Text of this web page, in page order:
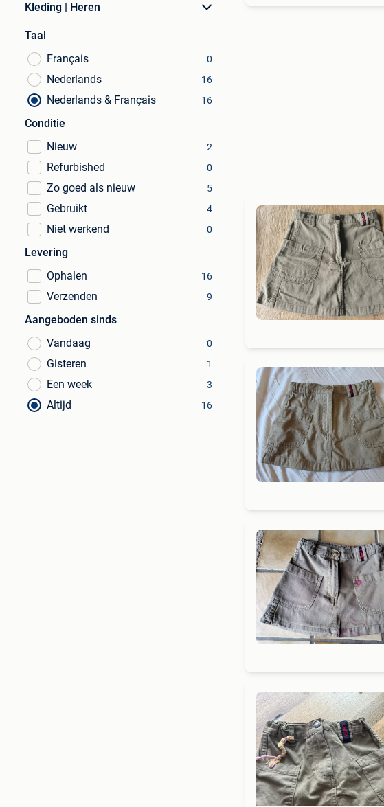
Kleding | Heren
Taal
Français
0
Nederlands 16
Nederlands & Français 16
Conditie
Nieuw
2
Refurbished 0
Zo goed als nieuw 5
Gebruikt 4
Niet werkend 0
Levering
Ophalen
16
Verzenden 9
Aangeboden sinds
Vandaag
0
Gisteren 1
Een week 3
Altijd 16